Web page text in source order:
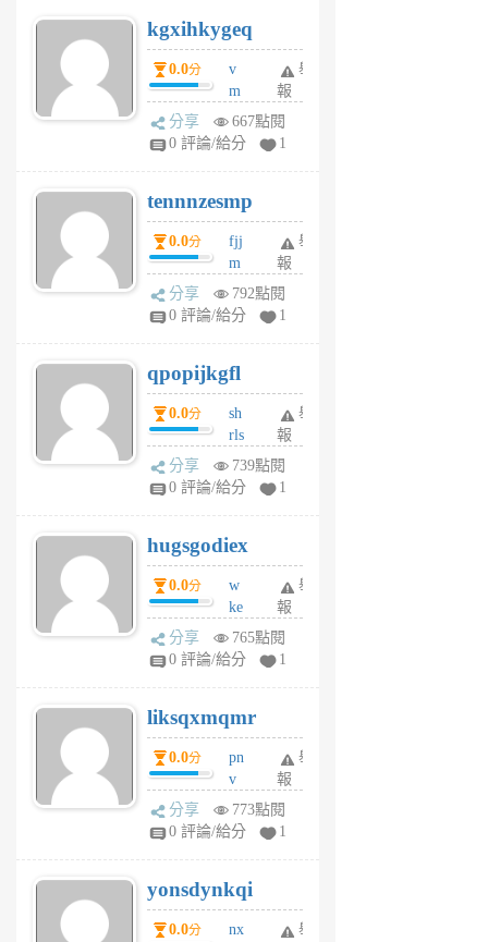
6
個
月
前
kgxihkygeq
0.0分
v
m
sg
sr
6
個
月
前
舉
報
分享
667點閱
0 評論/給分
1
tennnzesmp
0.0分
fjj
m
w
rs
6
個
月
前
舉
報
分享
792點閱
0 評論/給分
1
qpopijkgfl
0.0分
sh
rls
k
m
6
個
月
前
舉
報
分享
739點閱
0 評論/給分
1
hugsgodiex
0.0分
w
ke
rv
pj
6
個
月
前
舉
報
分享
765點閱
0 評論/給分
1
liksqxmqmr
0.0分
pn
v
wt
sv
6
個
月
舉
報
分享
773點閱
0 評論/給分
1
yonsdynkqi
0.0分
nx
舉